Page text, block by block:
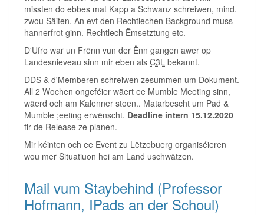
missten do ebbes mat Kapp a Schwanz schreiwen, mind.
zwou Säiten. An evt den Rechtlechen Background muss
hannerfrot ginn. Rechtlech Ëmsetztung etc.
D'Ufro war un Frënn vun der Ënn gangen awer op
Landesnieveau sinn mir eben als C3L bekannt.
DDS & d'Memberen schreiwen zesummen um Dokument.
All 2 Wochen ongeféier wäert ee Mumble Meeting sinn,
wäerd och am Kalenner stoen.. Matarbescht um Pad &
Mumble ;eeting erwënscht. Deadline intern 15.12.2020
fir de Release ze planen.
Mir kéinten och ee Event zu Lëtzebuerg organiséieren
wou mer Situatiuon hei am Land uschwätzen.
Mail vum Staybehind (Professor
Hofmann, IPads an der Schoul)